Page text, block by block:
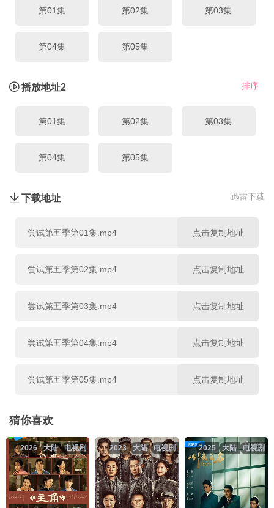
第01集 第02集 第03集
第04集 第05集
排序
播放地址2
第01集 第02集 第03集
第04集 第05集
迅雷下载
下载地址
尝试第五季第01集.mp4 点击复制地址
尝试第五季第02集.mp4 点击复制地址
尝试第五季第03集.mp4 点击复制地址
尝试第五季第04集.mp4 点击复制地址
尝试第五季第05集.mp4 点击复制地址
猜你喜欢
电视剧
大陆
2026 电视剧
大陆
2023 电视剧
大陆
2025